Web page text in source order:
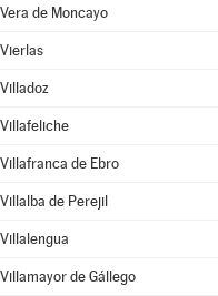
Vera de Moncayo
Vierlas
Villadoz
Villafeliche
Villafranca de Ebro
Villalba de Perejil
Villalengua
Villamayor de Gállego